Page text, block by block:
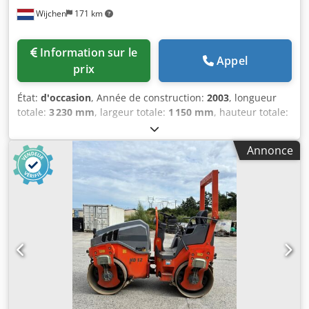
Wijchen 171 km
prix
Appel
État: d'occasion, Année de construction: 2003, longueur
totale: 3 230 mm, largeur totale: 1 150 mm, hauteur totale:
, Couleur : gris Poids à vide : 1 400 kg Prix : sur
demande - Année de fabrication : 2003 - Documentation
disponible : oui - Marquage CE présent : oui - Certificat CE
disponible : oui - Numéro de série : 220281 - Commande :
conventionnelle - Entraînement : mécanique - Nombre de
rouleaux [pcs] : 3 - Nombre de rouleaux entraînés [pcs] : 3
- Puissance [kW] : 2,2 - Épaisseur maximale de tôle [mm] :
2 - Épaisseur maximale de pré-cintrage [mm] : 2 - Largeur
de travail maximale [mm] : 2050 - Diamètre du rouleau
supérieur [mm] : 110 - Diamètre des rouleaux inférieurs
[mm] : 110 - Vitesse de cintrage [mm/min] : 3 - Dimensions
de transport : 3230mm x 1150mm x 1120mm (L x l x h) -
Poids de transport [kg] : 1400 kg - Nombre de colis de
Annonce